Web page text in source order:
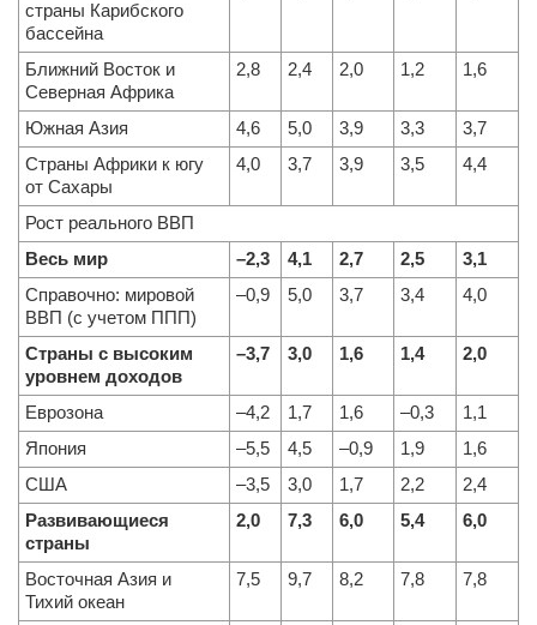
страны Карибского
бассейна
Ближний Восток и
Северная Африка
2,8 2,4 2,0 1,2 1,6
Южная Азия 4,6 5,0 3,9 3,3
3,7
Страны Африки к югу
от Сахары
4,0 3,7 3,9 3,5 4,4
Рост реального ВВП
Весь мир
–2,3 4,1 2,7 2,5
3,1
Справочно: мировой
ВВП (с учетом ППП)
–0,9 5,0 3,7 3,4 4,0
Страны с высоким
уровнем доходов
–3,7 3,0 1,6 1,4 2,0
Еврозона –4,2 1,7 1,6 –0,3
1,1
Япония
–5,5 4,5 –0,9 1,9
1,6
США
–3,5 3,0 1,7 2,2
2,4
Развивающиеся
страны
2,0 7,3 6,0 5,4 6,0
Восточная Азия и
Тихий океан
7,5 9,7 8,2 7,8 7,8